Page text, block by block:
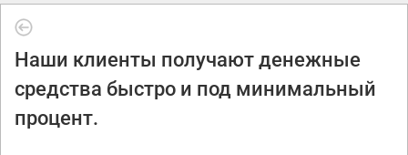
Наши клиенты получают денежные
средства быстро и под минимальный
процент.